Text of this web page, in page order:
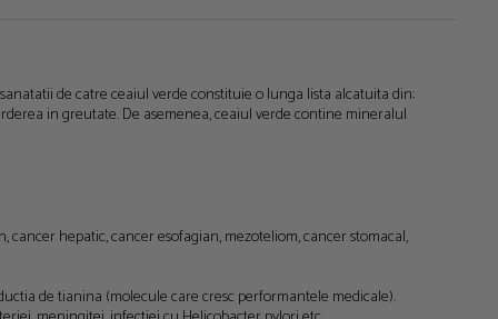
de catre ceaiul verde constituie o lunga lista alcatuita din:
in greutate. De asemenea, ceaiul verde contine mineralul
hepatic, cancer esofagian, mezoteliom, cancer stomacal,
de tianina (molecule care cresc performantele medicale).